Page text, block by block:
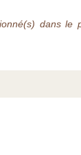
dans